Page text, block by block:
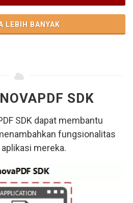
LEBIH BANYAK
SDK
SDK dapat membantu
fungsionalitas
aplikasi mereka.